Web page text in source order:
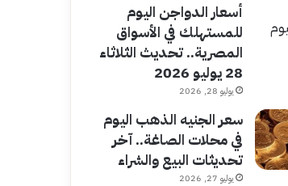
أسعار الدواجن اليوم
للمستهلك في الأسواق
المصرية.. تحديث الثلاثاء
28 يوليو 2026
يوليو 28, 2026
سعر الجنيه الذهب اليوم
في محلات الصاغة.. آخر
تحديثات البيع والشراء
يوليو 27, 2026